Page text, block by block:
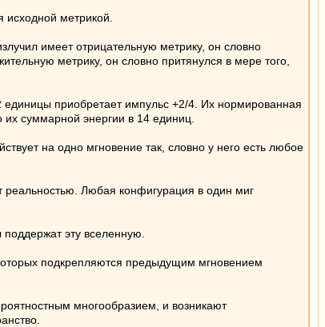
метрикой.
имеет отрицательную метрику, он словно
метрику, он словно притянулся в мере того,
единицы приобретает импульс +2/4. Их нормированная
суммарной энергии в 14 единиц.
на одно мгновение так, словно у него есть любое
реальностью. Любая конфигурация в один миг
эту вселенную.
подкрепляются предыдущим мгновением
многообразием, и возникают